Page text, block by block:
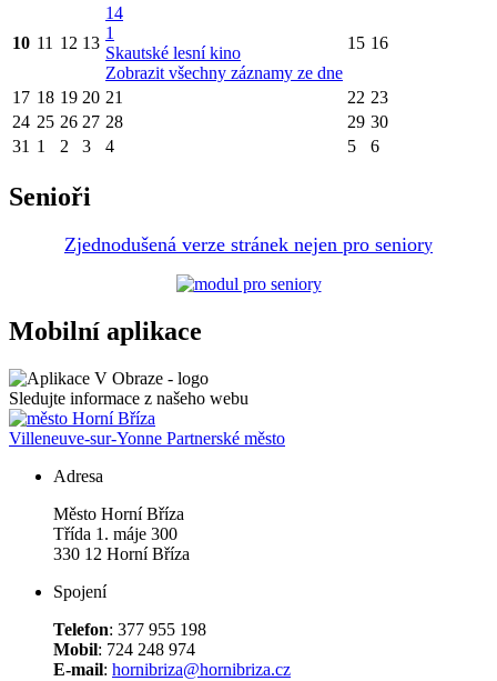
10 11 12 13
14
1
Skautské lesní kino
Zobrazit všechny záznamy ze dne
15 16
17 18 19 20 21 22 23
24 25 26 27 28 29 30
31 1 2 3 4 5 6
Senioři
Zjednodušená verze stránek nejen pro seniory
Mobilní aplikace
Sledujte informace z našeho webu
Villeneuve-sur-Yonne Partnerské město
Adresa
Město Horní Bříza
Třída 1. máje 300
330 12 Horní Bříza
Spojení
Telefon: 377 955 198
Mobil: 724 248 974
E-mail: hornibriza@hornibriza.cz